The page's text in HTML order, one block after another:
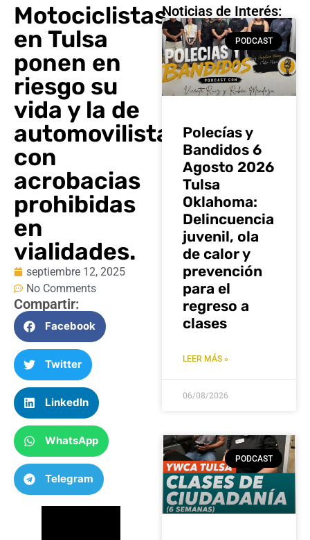
Motociclistas
en Tulsa
ponen en
riesgo su
vida y la de
automovilistas
con
acrobacias
prohibidas
en
vialidades.
septiembre 12, 2025
No Comments
Compartir:
Facebook
Twitter
LinkedIn
WhatsApp
Telegram
Noticias de Interés:
PODCAST
Polecías y
Bandidos 6
Agosto 2026
Tulsa
Oklahoma:
Delincuencia
juvenil, ola
de calor y
prevención
para el
regreso a
clases
LEER MÁS »
06/08/2026
PODCAST